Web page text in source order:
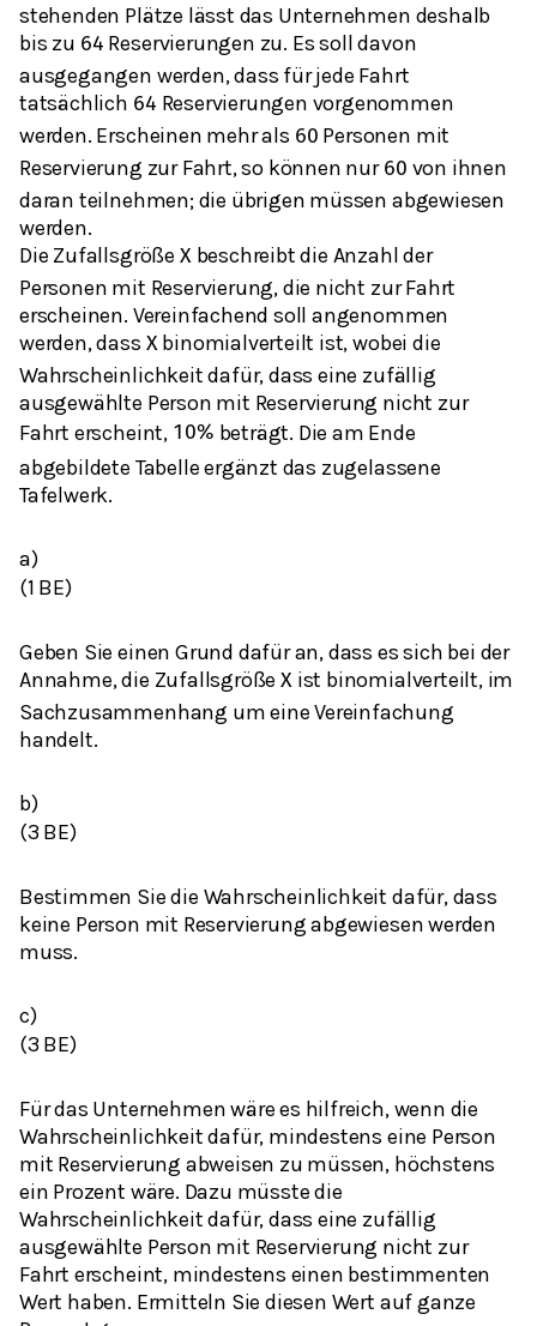
stehenden Plätze lässt das Unternehmen deshalb
bis zu 64 Reservierungen zu. Es soll davon
ausgegangen werden, dass für jede Fahrt
tatsächlich 64 Reservierungen vorgenommen
werden. Erscheinen mehr als 60 Personen mit
Reservierung zur Fahrt, so können nur 60 von ihnen
daran teilnehmen; die übrigen müssen abgewiesen
werden.
Die Zufallsgröße Xbeschreibt die Anzahl der
Personen mit Reservierung, die nicht zur Fahrt
erscheinen. Vereinfachend soll angenommen
werden, dass Xbinomialverteilt ist, wobei die
Wahrscheinlichkeit dafür, dass eine zufällig
ausgewählte Person mit Reservierung nicht zur
Fahrt erscheint, 10% beträgt. Die am Ende
abgebildete Tabelle ergänzt das zugelassene
Tafelwerk.
a)
(1 BE)
Geben Sie einen Grund dafür an, dass es sich bei der
Annahme, die ZufallsgrößeX ist binomialverteilt, im
Sachzusammenhang um eine Vereinfachung
handelt.
b)
(3 BE)
Bestimmen Sie die Wahrscheinlichkeit dafür, dass
keine Person mit Reservierung abgewiesen werden
muss.
c)
(3 BE)
Für das Unternehmen wäre es hilfreich, wenn die
Wahrscheinlichkeit dafür, mindestens eine Person
mit Reservierung abweisen zu müssen, höchstens
ein Prozent wäre. Dazu müsste die
Wahrscheinlichkeit dafür, dass eine zufällig
ausgewählte Person mit Reservierung nicht zur
Fahrt erscheint, mindestens einen bestimmenten
Wert haben. Ermitteln Sie diesen Wert auf ganze